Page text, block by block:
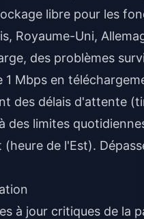
libre pour les
Royaume-Uni,
des problèmes
Mbps en
des délais d'attente
des limites
de l'Est).
à jour critiques de la